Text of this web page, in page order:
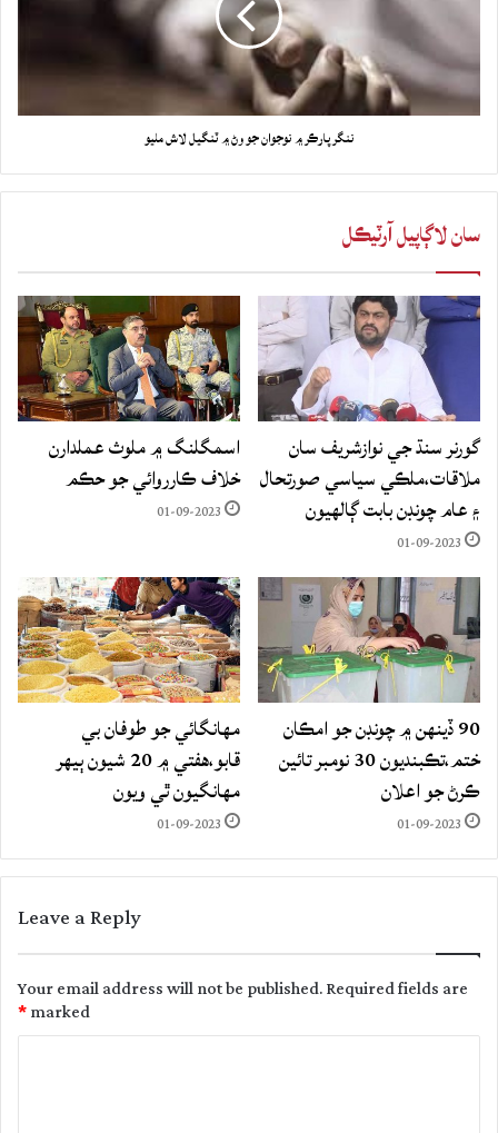
ننگرپارڪر ۾ نوجوان جو وڻ ۾ ٽنگيل لاش مليو
سان لاڳاپيل آرٽيڪل
گورنر سنڌ جي نوازشريف سان
ملاقات،ملڪي سياسي صورتحال
۽ عام چونڊن بابت ڳالهيون
01-09-2023
اسمگلنگ ۾ ملوث عملدارن
خلاف ڪارروائي جو حڪم
01-09-2023
90 ڏينهن ۾ چونڊن جو امڪان
ختم،تڪبنديون 30 نومبر تائين
ڪرڻ جو اعلان
01-09-2023
مهانگائي جو طوفان بي
قابو،هفتي ۾ 20 شيون ٻيهر
مهانگيون ٿي ويون
01-09-2023
Leave a Reply
Your email address will not be published.Required fields are
marked
*